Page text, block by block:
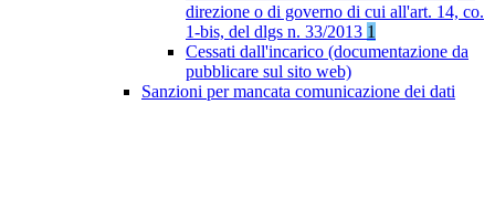
direzione o di governo di cui all'art. 14, co.
1-bis, del dlgs n. 33/2013 1
Cessati dall'incarico (documentazione da
pubblicare sul sito web)
Sanzioni per mancata comunicazione dei dati